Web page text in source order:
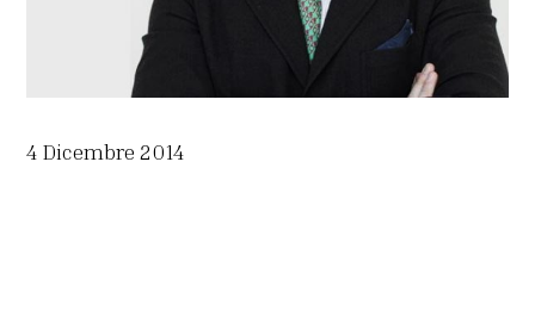
4 Dicembre 2014